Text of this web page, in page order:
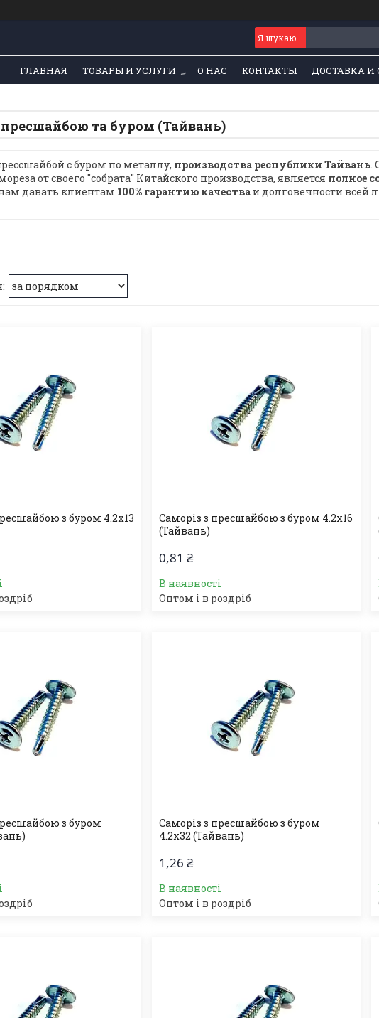
ГЛАВНАЯ ТОВАРЫ И УСЛУГИ О НАС КОНТАКТЫ ДОСТАВКА И
пресшайбою та буром (Тайвань)
с буром по металлу, производства республики Тайвань.
от своего "собрата" Китайского производства, является полное
давать клиентам 100% гарантию качества и долговечности всей
з буром 4.2х13
Саморіз з пресшайбою з буром 4.2х16
(Тайвань)
0,81 ₴
В наявності
Оптом і в роздріб
з буром
Саморіз з пресшайбою з буром
4.2х32 (Тайвань)
1,26 ₴
В наявності
Оптом і в роздріб